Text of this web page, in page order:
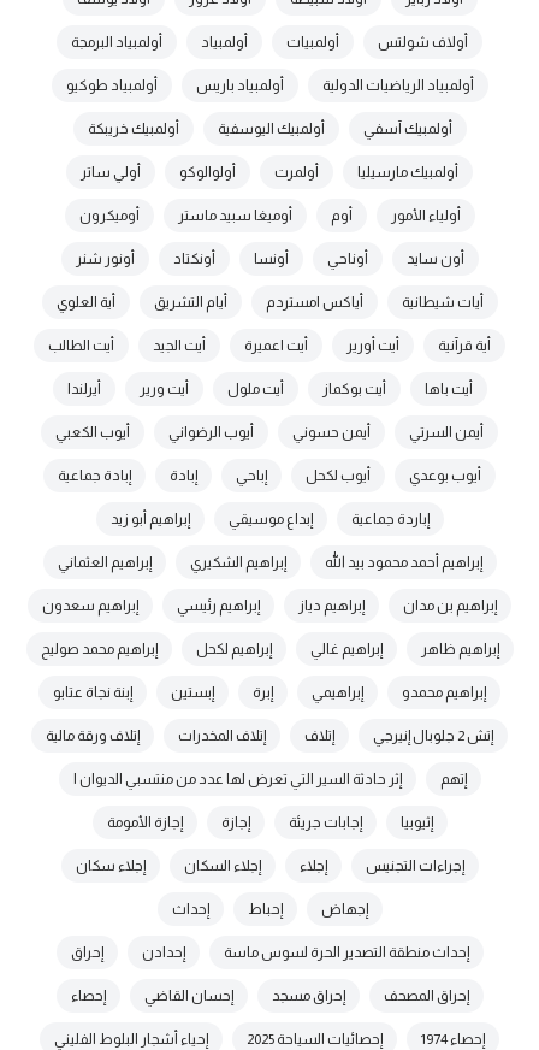
أولاف شولتس أولمبيات أولمبياد أولمبياد البرمجة
أولمبياد الرياضيات الدولية أولمبياد باريس أولمبياد طوكيو
أولمبيك آسفي أولمبيك اليوسفية أولمبيك خريبكة
أولمبيك مارسيليا أولمرت أولوالوكو أولي ساتر
أولياء الأمور أوم أوميغا سبيد ماستر أوميكرون
أون سايد أوناحي أونسا أونكتاد أونور شنر
أيات شيطانية أياكس امستردم أيام التشريق أية العلوي
أية قرآنية أيت أورير أيت اعميرة أيت الجيد أيت الطالب
أيت باها أيت بوكماز أيت ملول أيت ورير أيرلندا
أيمن السرتي أيمن حسوني أيوب الرضواني أيوب الكعبي
أيوب بوعدي أيوب لكحل إباحي إبادة إبادة جماعية
إباردة جماعية إبداع موسيقي إبراهيم أبو زيد
إبراهيم أحمد محمود بيد الله إبراهيم الشكيري إبراهيم العثماني
إبراهيم بن مدان إبراهيم دياز إبراهيم رئيسي إبراهيم سعدون
إبراهيم ظاهر إبراهيم غالي إبراهيم لكحل إبراهيم محمد صوليح
إبراهيم محمدو إبراهيمي إبرة إبستين إبنة نجاة عتابو
إتش 2 جلوبال إنيرجي إتلاف إتلاف المخدرات إتلاف ورقة مالية
إتهم إثر حادثة السير التي تعرض لها عدد من منتسبي الديوان ا
إثيوبيا إجابات جريئة إجازة إجازة الأمومة
إجراءات التجنيس إجلاء إجلاء السكان إجلاء سكان
إجهاض إحباط إحداث
إحداث منطقة التصدير الحرة لسوس ماسة إحدادن إحراق
إحراق المصحف إحراق مسجد إحسان القاضي إحصاء
إحصاء 1974 إحصائيات السياحة 2025 إحياء أشجار البلوط الفليني